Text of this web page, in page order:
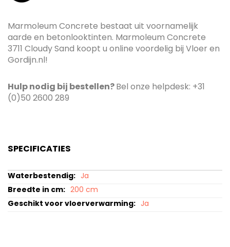
Marmoleum Concrete bestaat uit voornamelijk
aarde en betonlooktinten. Marmoleum Concrete
3711 Cloudy Sand koopt u online voordelig bij Vloer en
Gordijn.nl!
Hulp nodig bij bestellen?Bel onze helpdesk: +31
(0)50 2600 289
SPECIFICATIES
Specificaties
Ja
200 cm
Ja